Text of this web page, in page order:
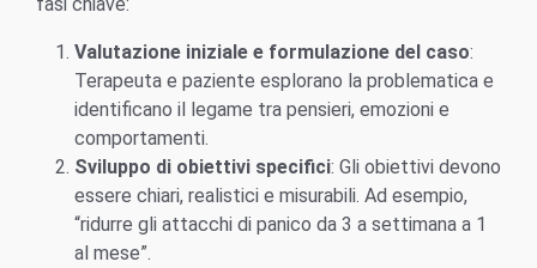
Valutazione iniziale e formulazione del caso:
Terapeuta e paziente esplorano la problematica e
identificano il legame tra pensieri, emozioni e
comportamenti.
Sviluppo di obiettivi specifici: Gli obiettivi devono
essere chiari, realistici e misurabili. Ad esempio,
“ridurre gli attacchi di panico da 3 a settimana a 1
al mese”.